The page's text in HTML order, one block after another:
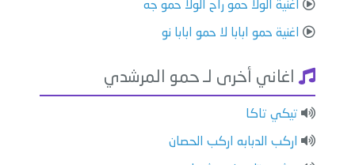
اغنية الولا حمو راح الولا حمو جه
اغنية حمو ابابا لا حمو ابابا نو
اغاني أخرى لـ حمو المرشدي
تيكي تاكا
اركب الدبابه اركب الحصان